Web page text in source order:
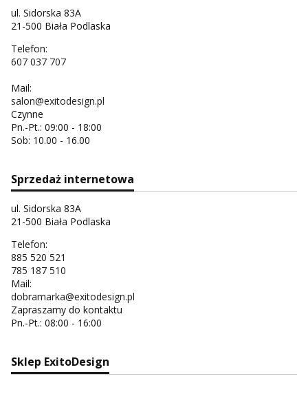
ul. Sidorska 83A
21-500 Biała Podlaska
Telefon:
607 037 707
Mail:
salon@exitodesign.pl
Czynne
Pn.-Pt.: 09:00 - 18:00
Sob: 10.00 - 16.00
Sprzedaż internetowa
ul. Sidorska 83A
21-500 Biała Podlaska
Telefon:
885 520 521
785 187 510
Mail:
dobramarka@exitodesign.pl
Zapraszamy do kontaktu
Pn.-Pt.: 08:00 - 16:00
Sklep ExitoDesign